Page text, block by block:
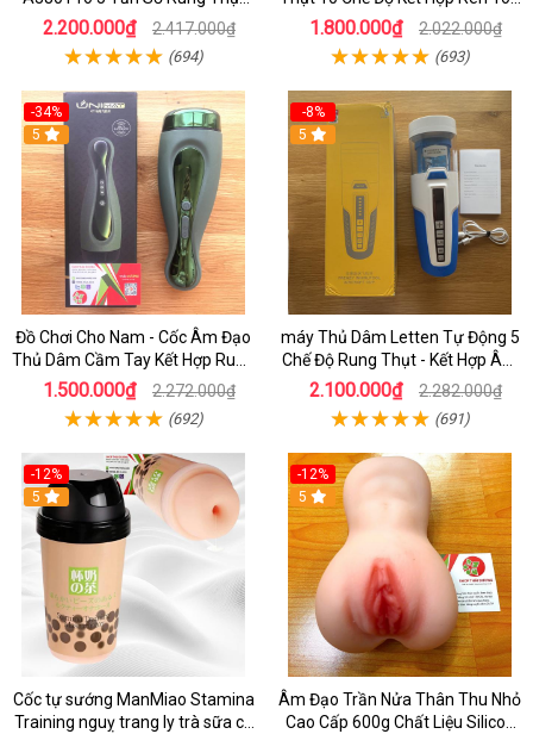
Kết Hợp Tiếng Rên Và Toả Nhiệt
Sưởi Ấm
2.200.000₫ 2.417.000₫
(694)
Nhiệt Và Sưởi Ấm 40 Độ - Âm
Đạo Giả HCM
1.800.000₫ 2.022.000₫
(693)
-34%
5
Đồ Chơi Cho Nam - Cốc Âm Đạo
Thủ Dâm Cầm Tay Kết Hợp Rung
Bú Mút Dương Vật Cho Nam Tự
Sướng Hiệu Quả
1.500.000₫ 2.272.000₫
(692)
-8%
5
máy Thủ Dâm Letten Tự Động 5
Chế Độ Rung Thụt - Kết Hợp Âm
Đạo Giả Rung Xoay Cao Cấp
2.100.000₫ 2.282.000₫
(691)
-12%
5
Cốc tự sướng ManMiao Stamina
Training nguỵ trang ly trà sữa có
-12%
5
Âm Đạo Trần Nửa Thân Thu Nhỏ
Cao Cấp 600g Chất Liệu Silicon